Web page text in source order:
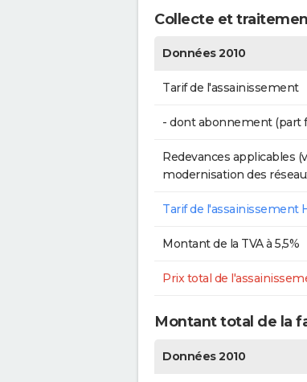
Collecte et
Données 2010
Tarif de l'assainissement
- dont abonnement (part
Redevances applicables
modernisation des
Tarif de l'assainissement
Montant de la TVA à 5,5%
Prix total de
Montant total de la
Données 2010